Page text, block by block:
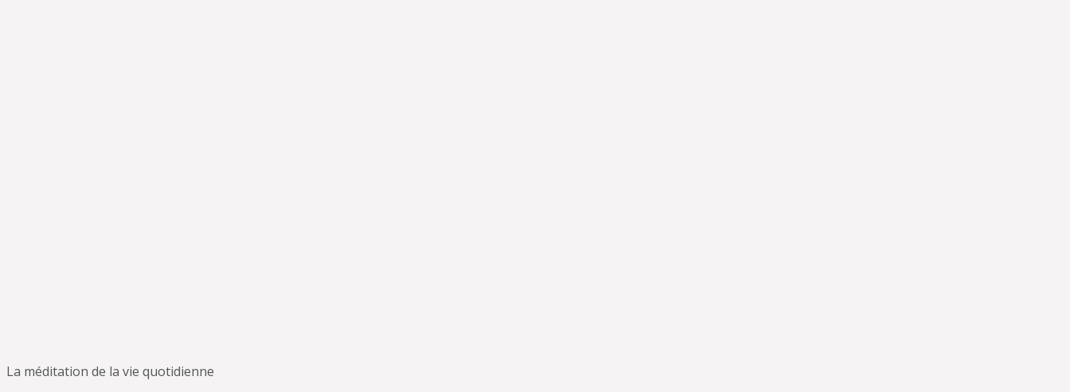
La méditation de la vie quotidienne